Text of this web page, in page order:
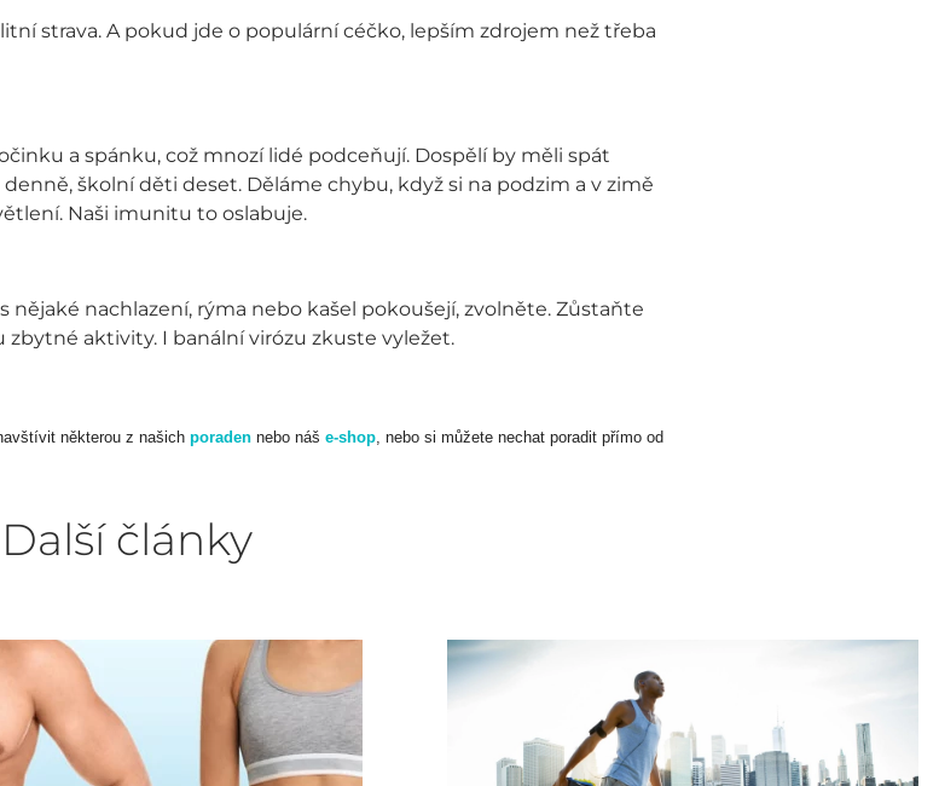
strava. A pokud jde o populární céčko, lepším zdrojem než třeba
a spánku, což mnozí lidé podceňují. Dospělí by měli spát
školní děti deset. Děláme chybu, když si na podzim a v zimě
Naši imunitu to oslabuje.
nějaké nachlazení, rýma nebo kašel pokoušejí, zvolněte. Zůstaňte
aktivity. I banální virózu zkuste vyležet.
některou z našich poraden nebo náš e-shop , nebo si můžete nechat poradit přímo od
Další články